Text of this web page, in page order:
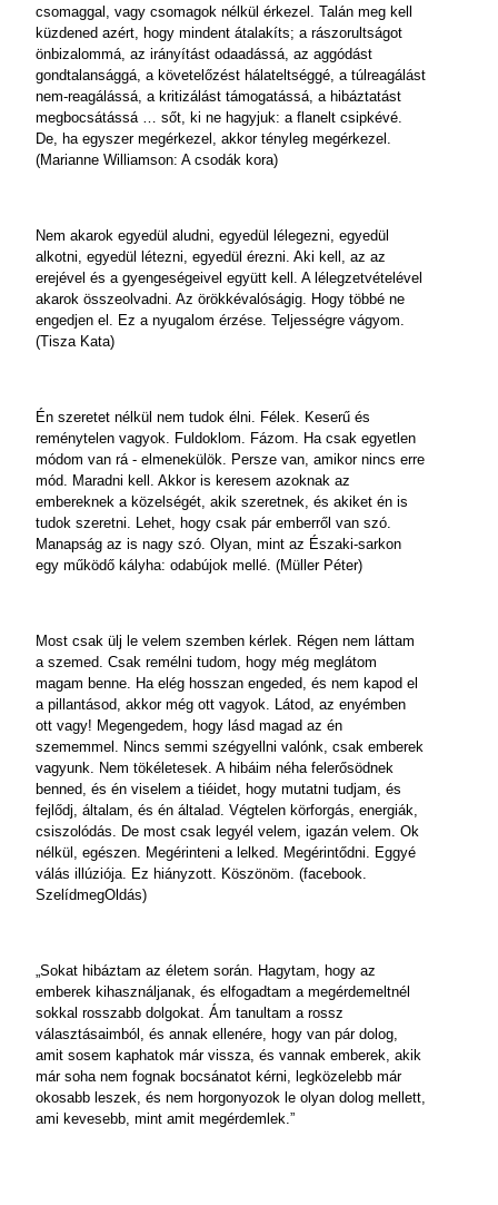
csomaggal, vagy csomagok nélkül érkezel. Talán meg kell
küzdened azért, hogy mindent átalakíts; a rászorultságot
önbizalommá, az irányítást odaadássá, az aggódást
gondtalansággá, a követelőzést hálateltséggé, a túlreagálást
nem-reagálássá, a kritizálást támogatássá, a hibáztatást
megbocsátássá … sőt, ki ne hagyjuk: a flanelt csipkévé.
De, ha egyszer megérkezel, akkor tényleg megérkezel.
(Marianne Williamson: A csodák kora)
Nem akarok egyedül aludni, egyedül lélegezni, egyedül
alkotni, egyedül létezni, egyedül érezni. Aki kell, az az
erejével és a gyengeségeivel együtt kell. A lélegzetvételével
akarok összeolvadni. Az örökkévalóságig. Hogy többé ne
engedjen el. Ez a nyugalom érzése. Teljességre vágyom.
(Tisza Kata)
Én szeretet nélkül nem tudok élni. Félek. Keserű és
reménytelen vagyok. Fuldoklom. Fázom. Ha csak egyetlen
módom van rá - elmenekülök. Persze van, amikor nincs erre
mód. Maradni kell. Akkor is keresem azoknak az
embereknek a közelségét, akik szeretnek, és akiket én is
tudok szeretni. Lehet, hogy csak pár emberről van szó.
Manapság az is nagy szó. Olyan, mint az Északi-sarkon
egy működő kályha: odabújok mellé. (Müller Péter)
Most csak ülj le velem szemben kérlek. Régen nem láttam
a szemed. Csak remélni tudom, hogy még meglátom
magam benne. Ha elég hosszan engeded, és nem kapod el
a pillantásod, akkor még ott vagyok. Látod, az enyémben
ott vagy! Megengedem, hogy lásd magad az én
szememmel. Nincs semmi szégyellni valónk, csak emberek
vagyunk. Nem tökéletesek. A hibáim néha felerősödnek
benned, és én viselem a tiéidet, hogy mutatni tudjam, és
fejlődj, általam, és én általad. Végtelen körforgás, energiák,
csiszolódás. De most csak legyél velem, igazán velem. Ok
nélkül, egészen. Megérinteni a lelked. Megérintődni. Eggyé
válás illúziója. Ez hiányzott. Köszönöm. (facebook.
SzelídmegOldás)
„Sokat hibáztam az életem során. Hagytam, hogy az
emberek kihasználjanak, és elfogadtam a megérdemeltnél
sokkal rosszabb dolgokat. Ám tanultam a rossz
választásaimból, és annak ellenére, hogy van pár dolog,
amit sosem kaphatok már vissza, és vannak emberek, akik
már soha nem fognak bocsánatot kérni, legközelebb már
okosabb leszek, és nem horgonyozok le olyan dolog mellett,
ami kevesebb, mint amit megérdemlek.”